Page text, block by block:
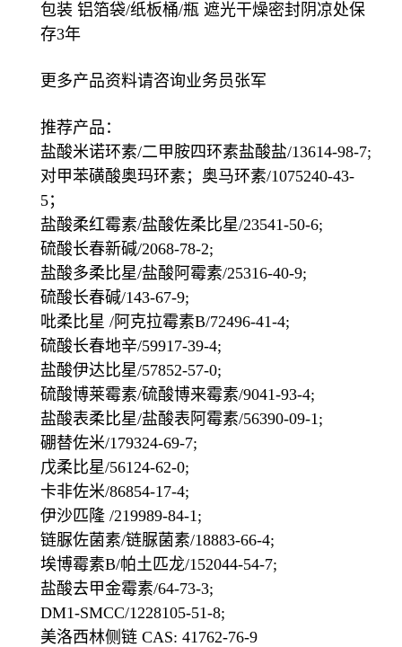
包装 铝箔袋/纸板桶/瓶 遮光干燥密封阴凉处保
存3年
更多产品资料请咨询业务员张军
推荐产品：
盐酸米诺环素/二甲胺四环素盐酸盐/13614-98-7;
对甲苯磺酸奥玛环素；奥马环素/1075240-43-
5；
盐酸柔红霉素/盐酸佐柔比星/23541-50-6;
硫酸长春新碱/2068-78-2;
盐酸多柔比星/盐酸阿霉素/25316-40-9;
硫酸长春碱/143-67-9;
吡柔比星 /阿克拉霉素B/72496-41-4;
硫酸长春地辛/59917-39-4;
盐酸伊达比星/57852-57-0;
硫酸博莱霉素/硫酸博来霉素/9041-93-4;
盐酸表柔比星/盐酸表阿霉素/56390-09-1;
硼替佐米/179324-69-7;
戊柔比星/56124-62-0;
卡非佐米/86854-17-4;
伊沙匹隆 /219989-84-1;
链脲佐菌素/链脲菌素/18883-66-4;
埃博霉素B/帕土匹龙/152044-54-7;
盐酸去甲金霉素/64-73-3;
DM1-SMCC/1228105-51-8;
美洛西林侧链 CAS: 41762-76-9